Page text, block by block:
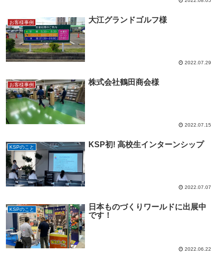
お客様事例 大江グランドゴルフ様
2022.07.29
お客様事例 株式会社鶴田商会様
2022.07.15
KSPのこと KSP初! 高校生インターンシップ
2022.07.07
KSPのこと
日本ものづくりワールドに出展中
です！
2022.06.22